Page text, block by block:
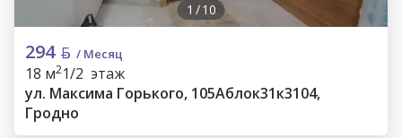
1 /10
294 / Месяц
18 м21/2 этаж
ул. Максима Горького, 105Аблок31к3104,
Гродно